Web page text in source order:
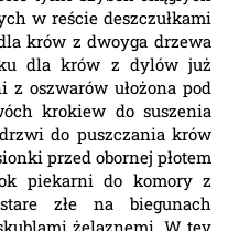
w reście deszczułkami
krów z dwoyga drzewa
dla krów z dylów już
z oszwarów ułożona pod
krokiew do suszenia
do puszczania krów
przed obornej płotem
piekarni do komory z
złe na biegunach